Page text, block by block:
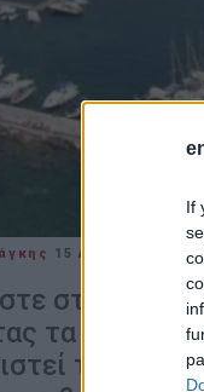
If
15 ΑΠΡΙΛΊΟΥ 2024
στο
τα δίκαια
τις